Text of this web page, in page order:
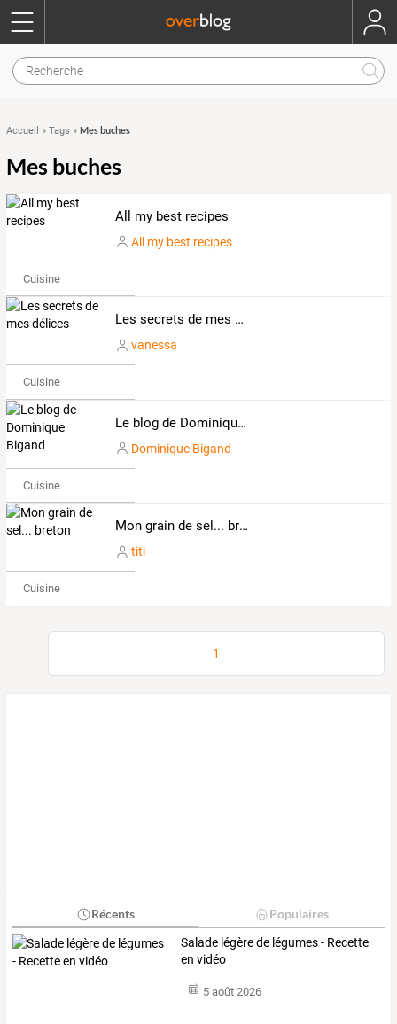
Accueil » Tags » Mes buches
Mes buches
All my best recipes
All my best recipes
Cuisine
Les secrets de mes délices
vanessa
Cuisine
Le blog de Dominique Bigand
Dominique Bigand
Cuisine
Mon grain de sel... breton
titi
Cuisine
1
Récents Populaires
Salade légère de légumes - Recette
en vidéo
5 août 2026